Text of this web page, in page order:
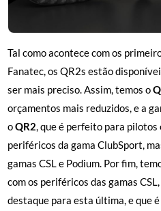
Tal como acontece com os
Fanatec, os QR2s estão
ser mais preciso. Assim, temos o
orçamentos mais reduzidos, e a
oQR2, que é perfeito para
periféricos da gama ClubSport,
gamas CSL e Podium. Por fim,
com os periféricos das gamas
destaque para esta última, e que